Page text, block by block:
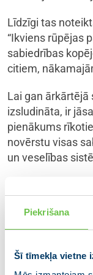
Piekrišana
Šī tīmekļa vietne
Līdzīgi tas
“Ikviens rūpējas
sabiedrības
citiem,
Lai gan ārkārtējā
izsludināta, ir
pienākums
novērstu visas
un veselības
samērīgi –
īstermiņā, gan
lielāks nekā
tāpēc katram